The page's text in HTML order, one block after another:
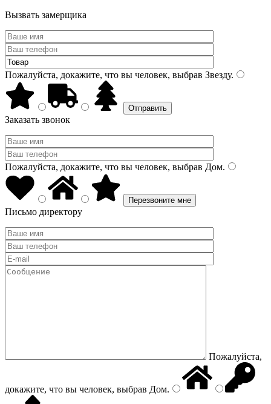
Вызвать замерщика
Пожалуйста, докажите, что вы человек, выбрав Звезду.
Заказать звонок
Пожалуйста, докажите, что вы человек, выбрав Дом.
Письмо директору
Пожалуйста,
докажите, что вы человек, выбрав Дом.